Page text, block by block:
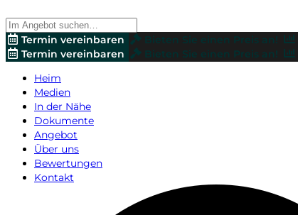
Termin vereinbaren Bieten Sie einen Preis an!
Termin vereinbaren
Bieten Sie einen Preis an!
Heim
Medien
In der Nähe
Dokumente
Angebot
Über uns
Bewertungen
Kontakt